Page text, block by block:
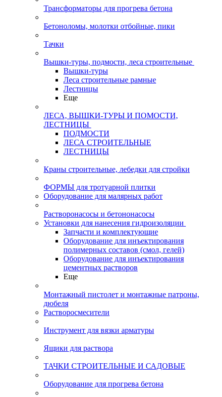
Трансформаторы для прогрева бетона
Бетоноломы, молотки отбойные, пики
Тачки
Вышки-туры, подмости, леса строительные
Вышки-туры
Леса строительные рамные
Лестницы
Еще
ЛЕСА, ВЫШКИ-ТУРЫ И ПОМОСТИ,
ЛЕСТНИЦЫ
ПОДМОСТИ
ЛЕСА СТРОИТЕЛЬНЫЕ
ЛЕСТНИЦЫ
Краны строительные, лебедки для стройки
ФОРМЫ для тротуарной плитки
Оборудование для малярных работ
Растворонасосы и бетононасосы
Установки для нанесения гидроизоляции
Запчасти и комплектующие
Оборудование для инъектирования
полимерных составов (смол, гелей)
Оборудование для инъектирования
цементных растворов
Еще
Монтажный пистолет и монтажные патроны,
дюбеля
Растворосмесители
Инструмент для вязки арматуры
Ящики для раствора
ТАЧКИ СТРОИТЕЛЬНЫЕ И САДОВЫЕ
Оборудование для прогрева бетона